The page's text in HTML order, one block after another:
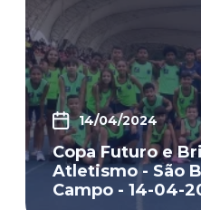
14/04/2024
Copa Futuro e
Atletismo - São
Campo - 14-04-